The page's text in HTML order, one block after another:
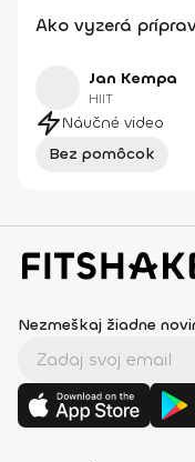
Ako vyzerá
Jan Kempa
HIIT
Náučné video
Bez pomôcok
Nezmeškaj žiadne